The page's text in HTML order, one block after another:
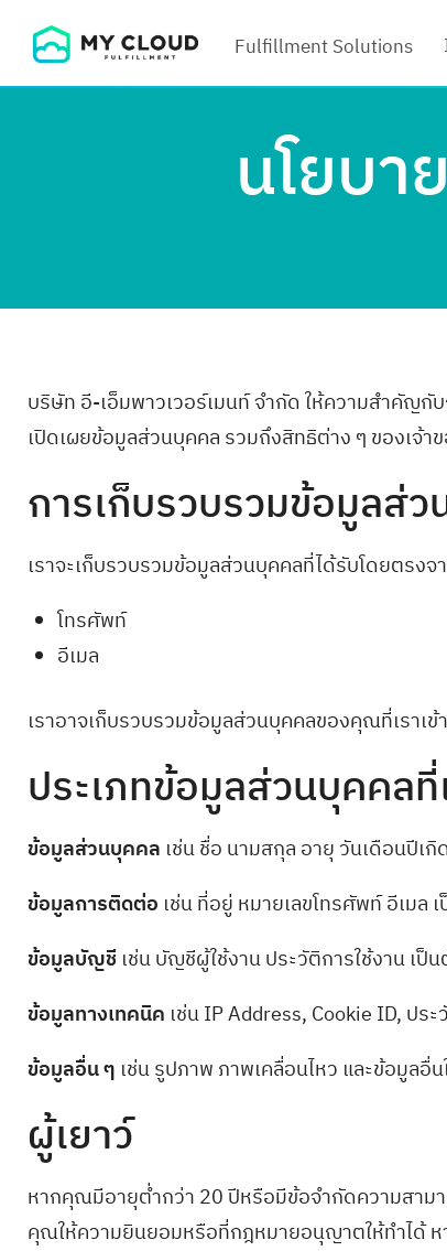
content
Fulfillment Solutions
นโยบ
บริษัท อี-เอ็มพาวเวอร์เมนท์ จำกัด ให้ความสำคัญ
เปิดเผยข้อมูลส่วนบุคคล รวมถึงสิทธิต่าง ๆ ของเ
การเก็บรวบรวมข้อมูลส่
เราจะเก็บรวบรวมข้อมูลส่วนบุคคลที่ได้รับโดยตรง
โทรศัพท์
อีเมล
เราอาจเก็บรวบรวมข้อมูลส่วนบุคคลของคุณที่เราเ
ประเภทข้อมูลส่วนบุคคล
ข้อมูลส่วนบุคคล เช่น ชื่อ นามสกุล อายุ วันเดือนปีเ
ข้อมูลการติดต่อ เช่น ที่อยู่ หมายเลขโทรศัพท์ อีเมล
ข้อมูลบัญชี เช่น บัญชีผู้ใช้งาน ประวัติการใช้งาน เป็
ข้อมูลทางเทคนิค เช่น IP Address, Cookie ID, ปร
ข้อมูลอื่น ๆ เช่น รูปภาพ ภาพเคลื่อนไหว และข้อมูล
ผู้เยาว์
หากคุณมีอายุต่ำกว่า 20 ปีหรือมีข้อจำกัดความสาม
คุณให้ความยินยอมหรือที่กฎหมายอนุญาตให้ทำได้ ห